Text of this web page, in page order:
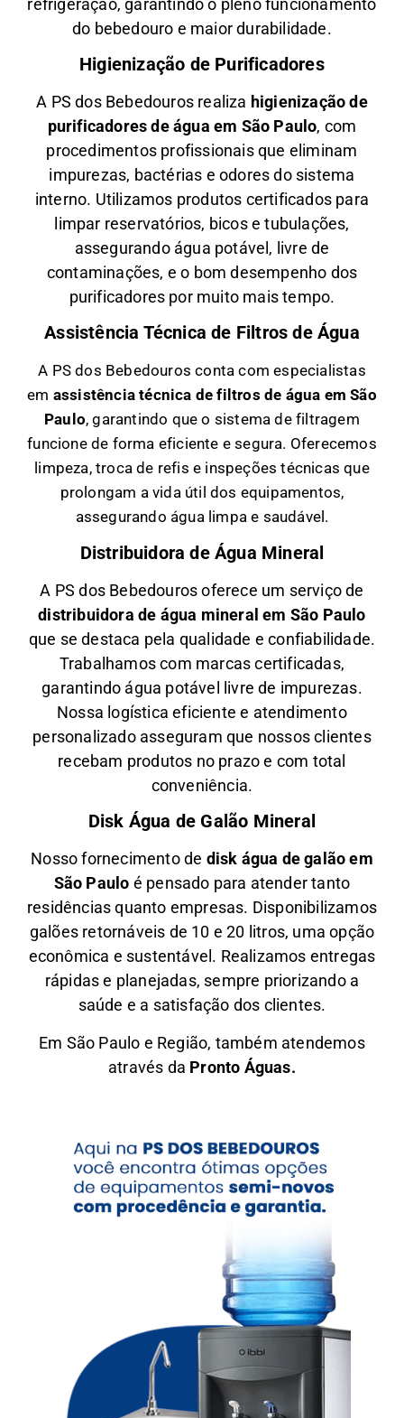
do bebedouro e maior durabilidade.
Higienização de Purificadores
A PS dos Bebedouros realiza higienização de
purificadores de água em São Paulo, com
procedimentos profissionais que eliminam
impurezas, bactérias e odores do sistema
interno. Utilizamos produtos certificados para
limpar reservatórios, bicos e tubulações,
assegurando água potável, livre de
contaminações, e o bom desempenho dos
purificadores por muito mais tempo.
Assistência Técnica de Filtros de Água
A PS dos Bebedouros conta com especialistas
em assistência técnica de filtros de água em São
Paulo, garantindo que o sistema de filtragem
funcione de forma eficiente e segura. Oferecemos
limpeza, troca de refis e inspeções técnicas que
prolongam a vida útil dos equipamentos,
assegurando água limpa e saudável.
Distribuidora de Água Mineral
A PS dos Bebedouros oferece um serviço de
distribuidora de água mineral em São Paulo
que se destaca pela qualidade e confiabilidade.
Trabalhamos com marcas certificadas,
garantindo água potável livre de impurezas.
Nossa logística eficiente e atendimento
personalizado asseguram que nossos clientes
recebam produtos no prazo e com total
conveniência.
Disk Água de Galão Mineral
Nosso fornecimento de disk água de galão em
São Paulo é pensado para atender tanto
residências quanto empresas. Disponibilizamos
galões retornáveis de 10 e 20 litros, uma opção
econômica e sustentável. Realizamos entregas
rápidas e planejadas, sempre priorizando a
saúde e a satisfação dos clientes.
Em São Paulo e Região, também atendemos
através da Pronto Águas.